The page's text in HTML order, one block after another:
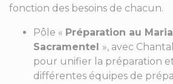
fonction des besoins de chacun.
Pôle « Préparation au
Sacramentel », avec
pour unifier la préparation
différentes équipes de